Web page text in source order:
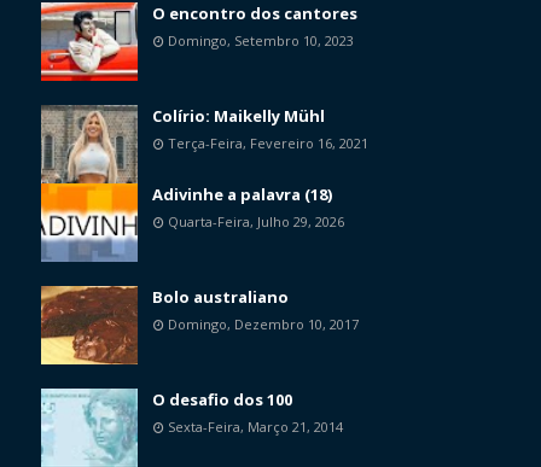
O encontro dos cantores
Domingo, Setembro 10, 2023
Colírio: Maikelly Mühl
Terça-Feira, Fevereiro 16, 2021
Adivinhe a palavra (18)
Quarta-Feira, Julho 29, 2026
Bolo australiano
Domingo, Dezembro 10, 2017
O desafio dos 100
Sexta-Feira, Março 21, 2014